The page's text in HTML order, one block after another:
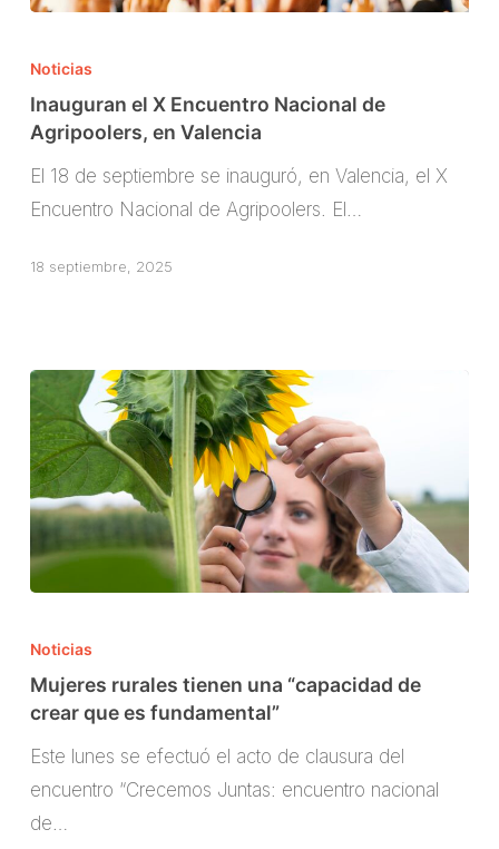
el
X
Encuentro
en
Noticias
Inauguran el X Encuentro Nacional de
Agripoolers, en Valencia
El 18 de septiembre se inauguró, en Valencia, el X
Encuentro Nacional de Agripoolers. El…
18 septiembre, 2025
rurales
tienen
una
Noticias
Mujeres rurales tienen una “capacidad de
crear que es fundamental”
Este lunes se efectuó el acto de clausura del
encuentro “Crecemos Juntas: encuentro nacional
de…